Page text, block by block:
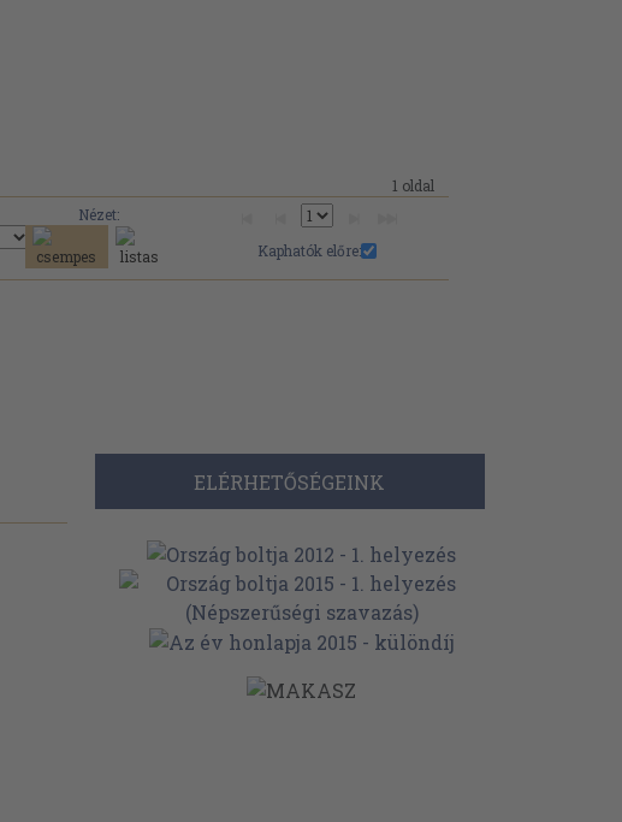
1 oldal
Nézet:
Kaphatók előre:
ELÉRHETŐSÉGEINK